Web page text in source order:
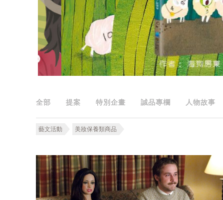
全部 提案 特別企畫 誠品專欄 人物故事
藝文活動 美妝保養類商品